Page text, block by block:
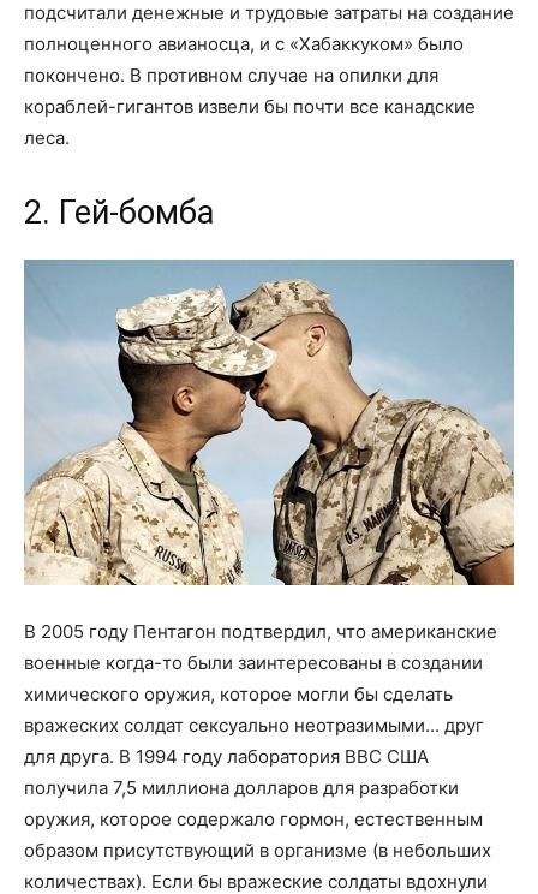
подсчитали денежные и трудовые затраты на создание
полноценного авианосца, и с «Хабаккуком» было
покончено. В противном случае на опилки для
кораблей-гигантов извели бы почти все канадские
леса.
2. Гей-бомба
В 2005 году Пентагон подтвердил, что американские
военные когда-то были заинтересованы в создании
химического оружия, которое могли бы сделать
вражеских солдат сексуально неотразимыми... друг
для друга. В 1994 году лаборатория ВВС США
получила 7,5 миллиона долларов для разработки
оружия, которое содержало гормон, естественным
образом присутствующий в организме (в небольших
количествах). Если бы вражеские солдаты вдохнули